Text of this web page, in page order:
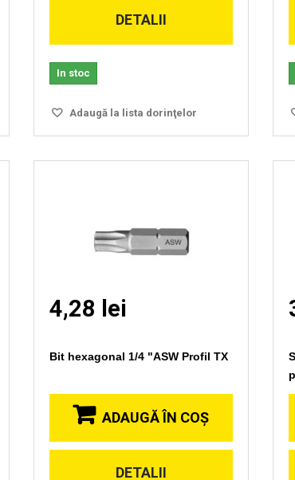
DETALII
In stoc
Adaugă la lista dorinţelor
Vizionare
4,28 lei
Bit hexagonal 1/4 "ASW Profil TX
ADAUGĂ ÎN COŞ
DETALII